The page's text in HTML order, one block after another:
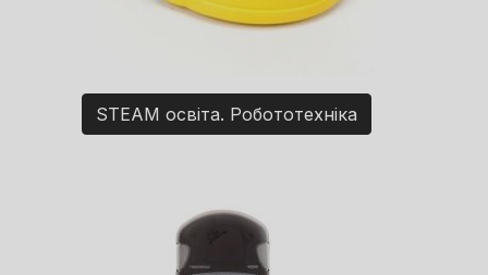
STEAM освіта. Робототехніка